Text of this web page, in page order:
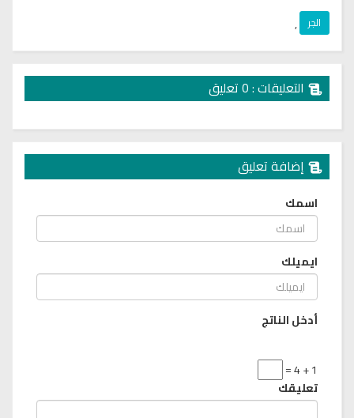
الجر ,
التعليقات : 0 تعليق
إضافة تعليق
اسمك
ايميلك
أدخل الناتج
1 + 4 =
تعليقك